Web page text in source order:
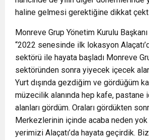
haline gelmesi gerektiğine dikkat
Monreve Grup Yönetim Kurulu
“2022 senesinde ilk lokasyon
sektörü ile hayata başladı Monreve
sektöründen sonra yiyecek içecek
Yurt dışında gezdiğim ve gördüğüm
müzecilik alanında hep kafe, pastane
alanları gördüm. Oraları gördükten
Merkezlerinin içinde acaba neden
yerimizi Alaçatı’da hayata geçirdik.